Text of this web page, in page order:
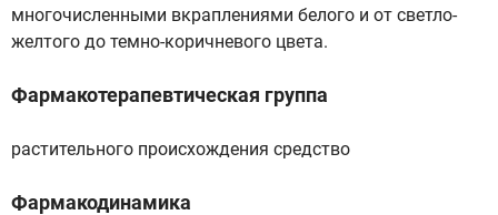
многочисленными вкраплениями белого и от светло-
желтого до темно-коричневого цвета.
Фармакотерапевтическая группа
растительного происхождения средство
Фармакодинамика